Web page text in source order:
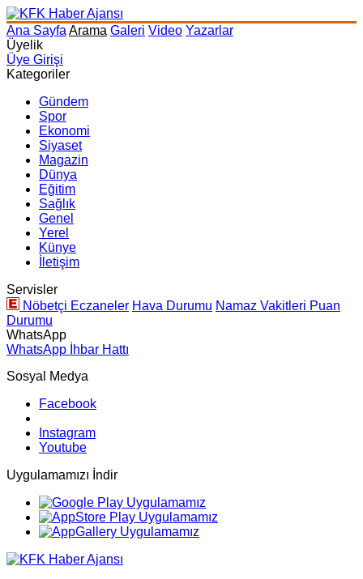
Ana Sayfa Arama Galeri Video Yazarlar
Üyelik
Üye Girişi
Kategoriler
Gündem
Spor
Ekonomi
Siyaset
Magazin
Dünya
Eğitim
Sağlık
Genel
Yerel
Künye
İletişim
Servisler
Nöbetçi Eczaneler Hava Durumu Namaz Vakitleri Puan
Durumu
WhatsApp
WhatsApp İhbar Hattı
Sosyal Medya
Facebook
Instagram
Youtube
Uygulamamızı İndir